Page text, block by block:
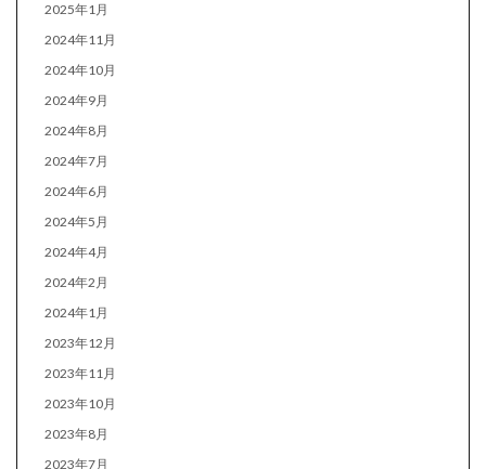
2025年1月
2024年11月
2024年10月
2024年9月
2024年8月
2024年7月
2024年6月
2024年5月
2024年4月
2024年2月
2024年1月
2023年12月
2023年11月
2023年10月
2023年8月
2023年7月